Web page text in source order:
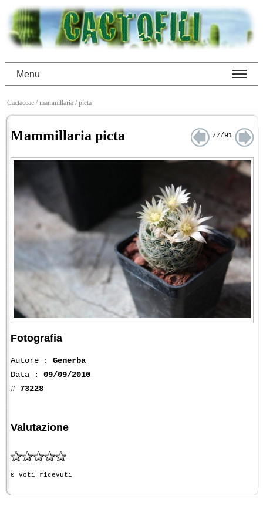
Menu
Cactaceae / mammillaria / picta
Mammillaria picta 77/91
Fotografia
Autore : Generba
Data : 09/09/2010
# 73228
Valutazione
0 voti ricevuti